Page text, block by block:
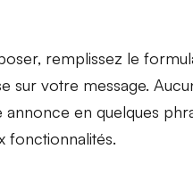
remplissez le
sur votre message.
en quelques
fonctionnalités.